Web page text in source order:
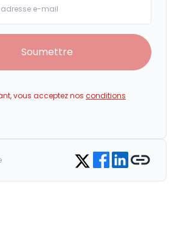
Soumettre
vous acceptez nos conditions
Share on Twitter
Share on Facebook
Share on LinkedIn
Copy link